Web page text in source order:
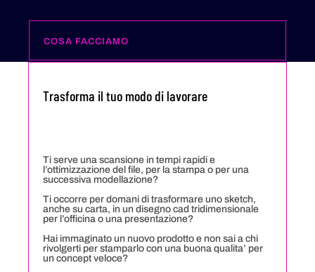
COSA FACCIAMO
Trasforma il tuo modo di lavorare
Ti serve una scansione in tempi rapidi e
l’ottimizzazione del file, per la stampa o per una
successiva modellazione?
Ti occorre per domani di trasformare uno sketch,
anche su carta, in un disegno cad tridimensionale
per l’officina o una presentazione?
Hai immaginato un nuovo prodotto e non sai a chi
rivolgerti per stamparlo con una buona qualita’ per
un concept veloce?